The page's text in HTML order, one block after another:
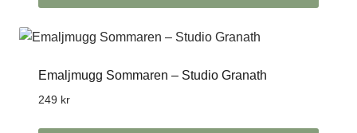
Emaljmugg Sommaren – Studio Granath
249 kr